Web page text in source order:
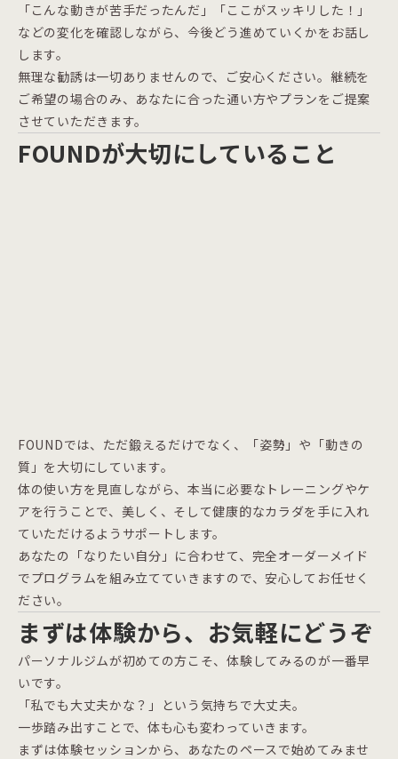
「こんな動きが苦手だったんだ」「ここがスッキリした！」
などの変化を確認しながら、今後どう進めていくかをお話し
します。
無理な勧誘は一切ありませんので、ご安心ください。継続を
ご希望の場合のみ、あなたに合った通い方やプランをご提案
させていただきます。
FOUNDが大切にしていること
FOUNDでは、ただ鍛えるだけでなく、「姿勢」や「動きの
質」を大切にしています。
体の使い方を見直しながら、本当に必要なトレーニングやケ
アを行うことで、美しく、そして健康的なカラダを手に入れ
ていただけるようサポートします。
あなたの「なりたい自分」に合わせて、完全オーダーメイド
でプログラムを組み立てていきますので、安心してお任せく
ださい。
まずは体験から、お気軽にどうぞ
パーソナルジムが初めての方こそ、体験してみるのが一番早
いです。
「私でも大丈夫かな？」という気持ちで大丈夫。
一歩踏み出すことで、体も心も変わっていきます。
まずは体験セッションから、あなたのペースで始めてみませ